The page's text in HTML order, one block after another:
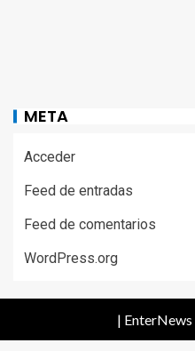
META
Acceder
Feed de entradas
Feed de comentarios
WordPress.org
| EnterNews